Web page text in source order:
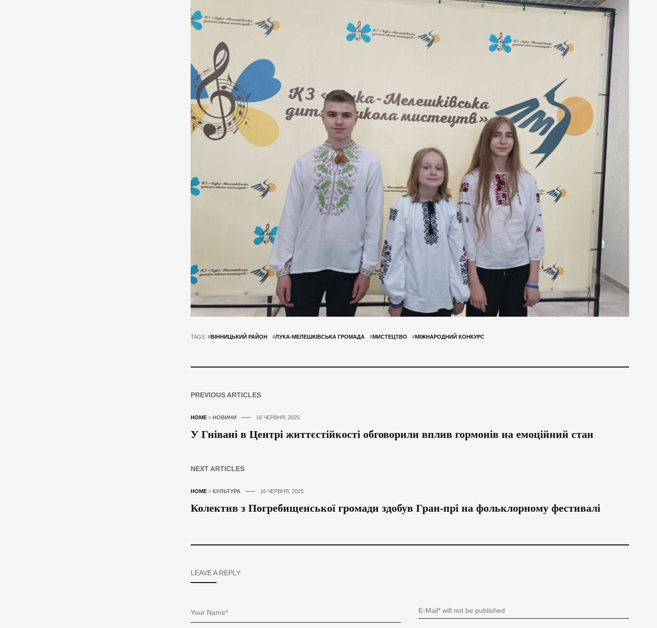
TAGS: #ВІННИЦЬКИЙ РАЙОН #ЛУКА-МЕЛЕШКІВСЬКА ГРОМАДА #МИСТЕЦТВО #МІЖНАРОДНИЙ КОНКУРС
PREVIOUS ARTICLES
HOME> НОВИНИ 16 ЧЕРВНЯ, 2025
У Гнівані в Центрі життєстійкості обговорили вплив гормонів на емоційний стан
NEXT ARTICLES
HOME> КУЛЬТУРА 16 ЧЕРВНЯ, 2025
Колектив з Погребищенської громади здобув Гран-прі на фольклорному фестивалі
LEAVE A REPLY